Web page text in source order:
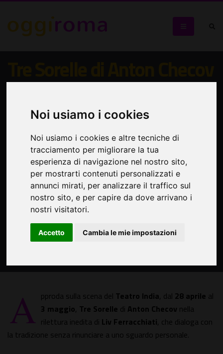
Noi usiamo i cookies
Noi usiamo i cookies e altre tecniche di
tracciamento per migliorare la tua
esperienza di navigazione nel nostro sito,
per mostrarti contenuti personalizzati e
annunci mirati, per analizzare il traffico sul
nostro sito, e per capire da dove arrivano i
nostri visitatori.
Accetto Cambia le mie impostazioni
A pproda sulla scena del Teatro India, dal 28 aprile al
3 maggio, Tre Sorelle di Anton Checov nella
rilettura inedita di Liv Ferracchiati, che dialoga con
la tradizione senza rinunciare a uno sguardo personale.